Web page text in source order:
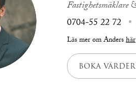
Fastighetsmäklare
0704-55 22 72
Läs mer om Andershär
BOKA